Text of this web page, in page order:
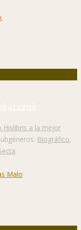
Hislibris a la mejor
Biográfico,